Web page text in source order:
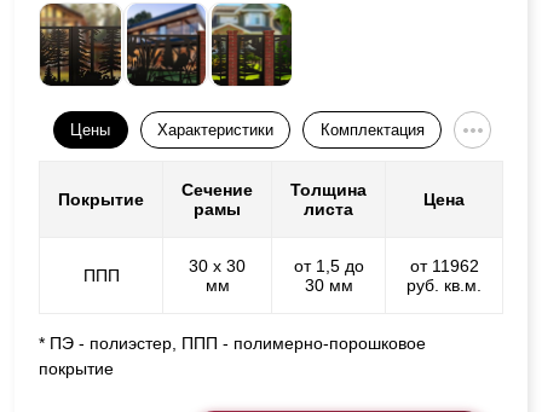
Цены Характеристики Комплектация
Покрытие
Сечение
рамы
Толщина
листа
Цена
ППП
30 х 30
мм
от 1,5 до
30 мм
от 11962
руб. кв.м.
* ПЭ - полиэстер, ППП - полимерно-порошковое
покрытие